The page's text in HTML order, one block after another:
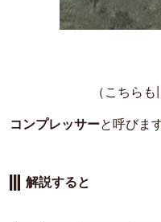
（こちら
コンプレッサーと呼びま
解説すると